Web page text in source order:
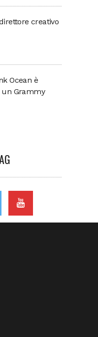
creativo
Ocean è
un Grammy